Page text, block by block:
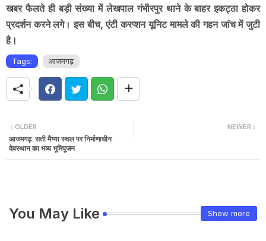
खबर फैलते ही बड़ी संख्या में लेखपाल गंभीरपुर थाने के बाहर इकट्ठा होकर
प्रदर्शन करने लगे। इस बीच, एंटी करप्शन यूनिट मामले की गहन जांच में जुटी
है।
Tags: आजमगढ़
NEWER
OLDER
आजमगढ़: सती मैय्या स्थल पर निर्माणाधीन
देवस्थान का भव्य भूमिपूजन
You May Like Show more